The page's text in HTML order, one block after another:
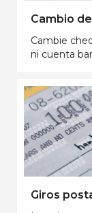
Cambio
Cambie
ni cuenta
Giros